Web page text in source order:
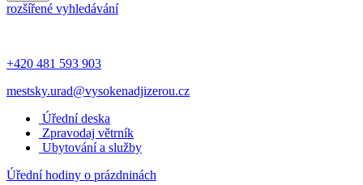
rozšířené vyhledávání
+420 481 593 903
mestsky.urad@vysokenadjizerou.cz
Úřední deska
Zpravodaj větrník
Ubytování a služby
Úřední hodiny o prázdninách